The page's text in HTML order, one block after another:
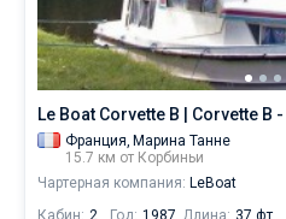
каталоге
яхт
вы
найдете
предложений
городе
Le Boat Corvette B | Corvette B
Франция, Марина Танне
15.7 км от Корбиньи
Чартерная компания: LeBoat
Кабин: 2 Год: 1987 Длина: 37 фт
Без шкипера
Со шкипером